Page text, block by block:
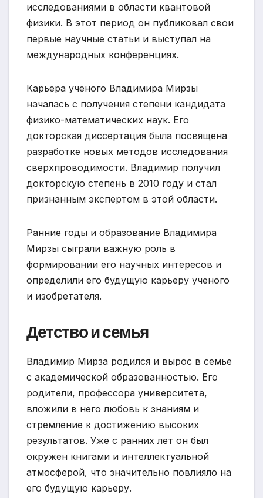
исследованиями в области квантовой
физики. В этот период он публиковал свои
первые научные статьи и выступал на
международных конференциях.
Карьера ученого Владимира Мирзы
началась с получения степени кандидата
физико-математических наук. Его
докторская диссертация была посвящена
разработке новых методов исследования
сверхпроводимости. Владимир получил
докторскую степень в 2010 году и стал
признанным экспертом в этой области.
Ранние годы и образование Владимира
Мирзы сыграли важную роль в
формировании его научных интересов и
определили его будущую карьеру ученого
и изобретателя.
Детство и семья
Владимир Мирза родился и вырос в семье
с академической образованностью. Его
родители, профессора университета,
вложили в него любовь к знаниям и
стремление к достижению высоких
результатов. Уже с ранних лет он был
окружен книгами и интеллектуальной
атмосферой, что значительно повлияло на
его будущую карьеру.